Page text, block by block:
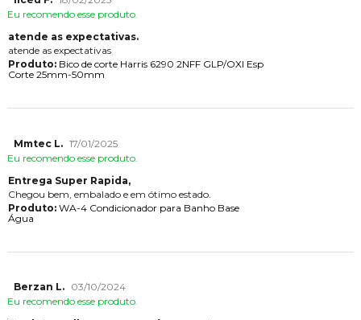
Eu recomendo esse produto.
atende as expectativas.
atende as expectativas
Produto:Bico de corte Harris 6290 2NFF GLP/OXI Esp
Corte 25mm-50mm
Mmtec L. 17/01/2025
Eu recomendo esse produto.
Entrega Super Rapida,
Chegou bem, embalado e em ótimo estado.
Produto:WA-4 Condicionador para Banho Base
Água
Berzan L.
03/10/2024
Eu recomendo esse produto.